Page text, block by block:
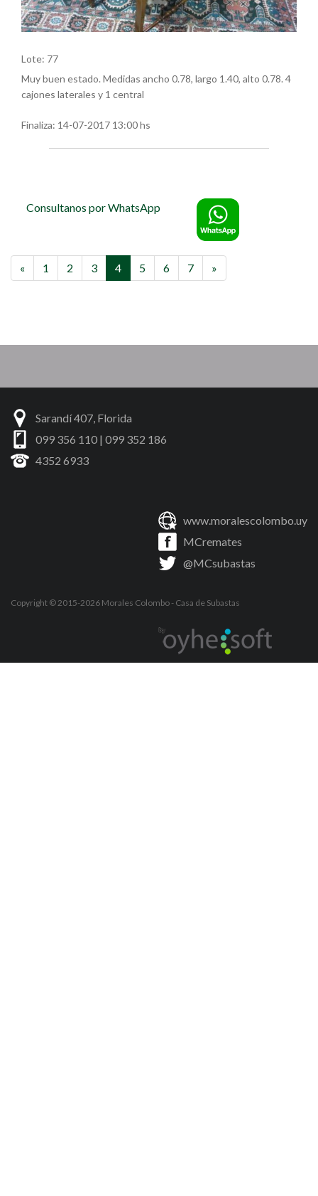
Lote: 77
Muy buen estado. Medidas ancho 0.78, largo 1.40, alto 0.78. 4
cajones laterales y 1 central
Finaliza: 14-07-2017 13:00 hs
Consultanos por WhatsApp
« 1 2 3 4 5 6 7 »
Sarandí 407, Florida
099 356 110 | 099 352 186
4352 6933
www.moralescolombo.uy
MCremates
@MCsubastas
Copyright © 2015-2026 Morales Colombo- Casa de Subastas